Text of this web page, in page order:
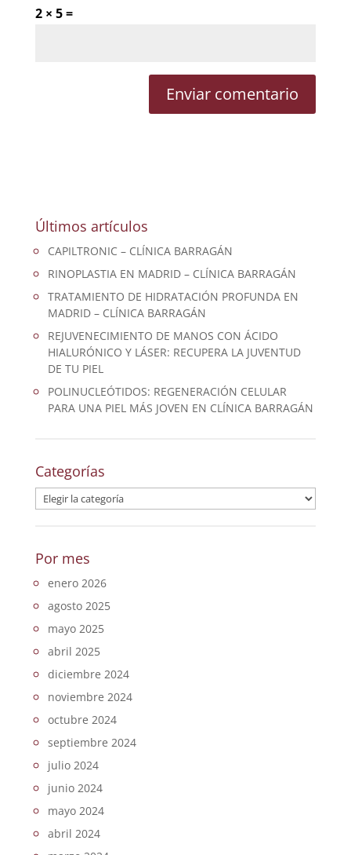
2 × 5 =
Últimos artículos
CAPILTRONIC – CLÍNICA BARRAGÁN
RINOPLASTIA EN MADRID – CLÍNICA BARRAGÁN
TRATAMIENTO DE HIDRATACIÓN PROFUNDA EN
MADRID – CLÍNICA BARRAGÁN
REJUVENECIMIENTO DE MANOS CON ÁCIDO
HIALURÓNICO Y LÁSER: RECUPERA LA JUVENTUD
DE TU PIEL
POLINUCLEÓTIDOS: REGENERACIÓN CELULAR
PARA UNA PIEL MÁS JOVEN EN CLÍNICA BARRAGÁN
Categorías
Categorías
Por mes
enero 2026
agosto 2025
mayo 2025
abril 2025
diciembre 2024
noviembre 2024
octubre 2024
septiembre 2024
julio 2024
junio 2024
mayo 2024
abril 2024